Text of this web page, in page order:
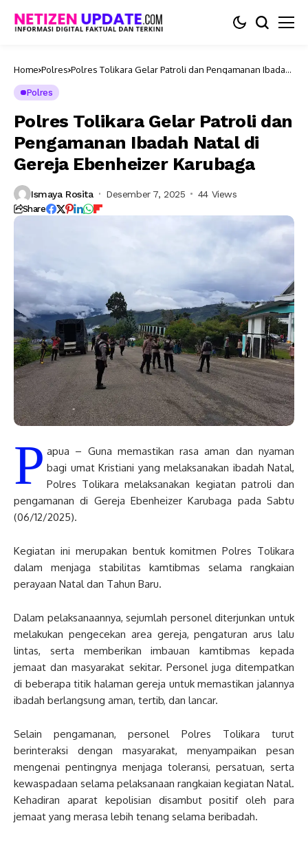
Home Polres Polres Tolikara Gelar Patroli dan Pengamanan Ibadah
Polres
Polres Tolikara Gelar Patroli dan
Pengamanan Ibadah Natal di
Gereja Ebenheizer Karubaga
Ismaya Rosita Desember 7, 2025 44 Views
Share
P apua – Guna memastikan rasa aman dan nyaman
bagi umat Kristiani yang melaksanakan ibadah Natal,
Polres Tolikara melaksanakan kegiatan patroli dan
pengamanan di Gereja Ebenheizer Karubaga pada Sabtu
(06/12/2025).
Kegiatan ini merupakan bentuk komitmen Polres Tolikara
dalam menjaga stabilitas kamtibmas selama rangkaian
perayaan Natal dan Tahun Baru.
Dalam pelaksanaannya, sejumlah personel diterjunkan untuk
melakukan pengecekan area gereja, pengaturan arus lalu
lintas, serta memberikan imbauan kamtibmas kepada
jemaat dan masyarakat sekitar. Personel juga ditempatkan
di beberapa titik halaman gereja untuk memastikan jalannya
ibadah berlangsung aman, tertib, dan lancar.
Selain pengamanan, personel Polres Tolikara turut
berinteraksi dengan masyarakat, menyampaikan pesan
mengenai pentingnya menjaga toleransi, persatuan, serta
kewaspadaan selama pelaksanaan rangkaian kegiatan Natal.
Kehadiran aparat kepolisian disambut positif oleh para
jemaat yang merasa lebih tenang selama beribadah.